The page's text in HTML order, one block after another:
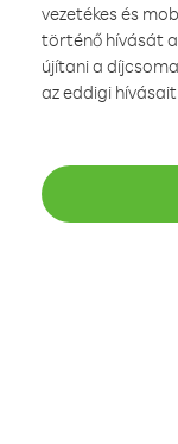
vezetékes és
történő hívását
újítani a
az eddigi